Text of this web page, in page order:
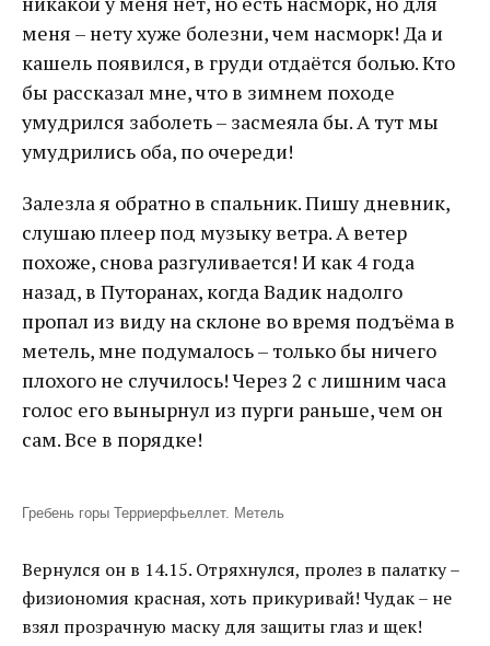
меня – нету хуже болезни, чем насморк! Да и
кашель появился, в груди отдаётся болью. Кто
бы рассказал мне, что в зимнем походе
умудрился заболеть – засмеяла бы. А тут мы
умудрились оба, по очереди!
Залезла я обратно в спальник. Пишу дневник,
слушаю плеер под музыку ветра. А ветер
похоже, снова разгуливается! И как 4 года
назад, в Путоранах, когда Вадик надолго
пропал из виду на склоне во время подъёма в
метель, мне подумалось – только бы ничего
плохого не случилось! Через 2 с лишним часа
голос его вынырнул из пурги раньше, чем он
сам. Все в порядке!
Гребень горы Терриерфьеллет. Метель
Вернулся он в 14.15. Отряхнулся, пролез в палатку –
физиономия красная, хоть прикуривай! Чудак – не
взял прозрачную маску для защиты глаз и щек!